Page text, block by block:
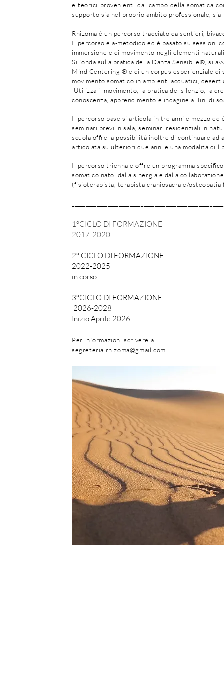
e teorici provenienti dal campo della somatica
supporto sia nel proprio ambito professionale,
Rhizoma è un percorso tracciato da sentieri,
Il percorso è a-metodico ed è basato su sessioni
immersione e di movimento negli elementi
Si fonda sulla pratica della Danza Sensibile®, si
Mind Centering ® e di un corpus esperienziale
movimento somatico in ambienti acquatici,
Utilizza il movimento, la pratica del silenzio, la
conoscenza, apprendimento e indagine ai fini di
Il percorso base si articola in tre anni e mezzo
seminari brevi in sala, seminari residenziali in
scuola offre la possibilità inoltre di continuare ad
articolata su ulteriori due anni e una modalità di
Il percorso triennale offre un programma
somatico nato dalla sinergia e dalla
(fisioterapista, terapista craniosacrale/
1°CICLO DI FORMAZIONE
2017-2020
2° CICLO DI FORMAZIONE
2022-2025
in corso
3°CICLO DI FORMAZIONE
2026-2028
Inizio Aprile 2026
Per informazioni scrivere a
segreteria.rhizoma@gmail.com